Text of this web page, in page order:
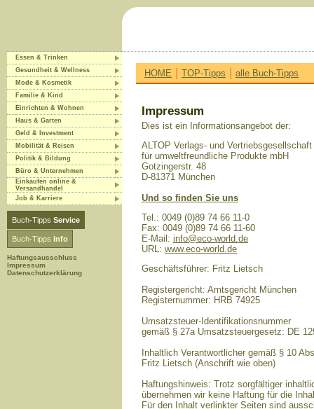
Essen & Trinken
Gesundheit & Wellness
Mode & Kosmetik
Familie & Kind
Einrichten & Wohnen
Haus & Garten
Geld & Investment
Mobilität & Reisen
Politik & Bildung
Büro & Unternehmen
Einkaufen online &
Versandhandel
Job & Karriere
Buch-Tipps Service
Buch-Tipps Info
Haftungsausschluss
Impressum
Datenschutzerklärung
HOME | TOP-Tipps | alle Buch-Tipps
Impressum
Dies ist ein Informationsangebot der:
ALTOP Verlags- und Vertriebsgesellschaft
für umweltfreundliche Produkte mbH
Gotzingerstr. 48
D-81371 München
Und so finden Sie uns
Tel.: 0049 (0)89 74 66 11-0
Fax: 0049 (0)89 74 66 11-60
E-Mail: info@eco-world.de
URL: www.eco-world.de
Geschäftsführer: Fritz Lietsch
Registergericht: Amtsgericht München
Registernummer: HRB 74925
Umsatzsteuer-Identifikationsnummer
gemäß § 27a Umsatzsteuergesetz: DE
Inhaltlich Verantwortlicher gemäß § 10
Fritz Lietsch (Anschrift wie oben)
Haftungshinweis: Trotz sorgfältiger
übernehmen wir keine Haftung für die
Für den Inhalt verlinkter Seiten sind